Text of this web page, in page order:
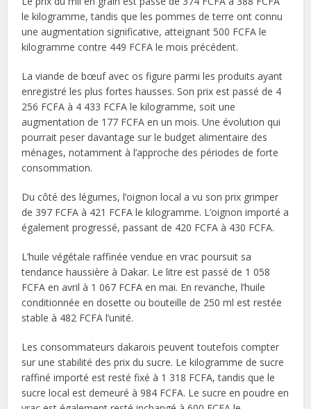
le kilogramme, tandis que les pommes de terre ont connu
une augmentation significative, atteignant 500 FCFA le
kilogramme contre 449 FCFA le mois précédent.
La viande de bœuf avec os figure parmi les produits ayant
enregistré les plus fortes hausses. Son prix est passé de 4
256 FCFA à 4 433 FCFA le kilogramme, soit une
augmentation de 177 FCFA en un mois. Une évolution qui
pourrait peser davantage sur le budget alimentaire des
ménages, notamment à l’approche des périodes de forte
consommation.
Du côté des légumes, l’oignon local a vu son prix grimper
de 397 FCFA à 421 FCFA le kilogramme. L’oignon importé a
également progressé, passant de 420 FCFA à 430 FCFA.
L’huile végétale raffinée vendue en vrac poursuit sa
tendance haussière à Dakar. Le litre est passé de 1 058
FCFA en avril à 1 067 FCFA en mai. En revanche, l’huile
conditionnée en dosette ou bouteille de 250 ml est restée
stable à 482 FCFA l’unité.
Les consommateurs dakarois peuvent toutefois compter
sur une stabilité des prix du sucre. Le kilogramme de sucre
raffiné importé est resté fixé à 1 318 FCFA, tandis que le
sucre local est demeuré à 984 FCFA. Le sucre en poudre en